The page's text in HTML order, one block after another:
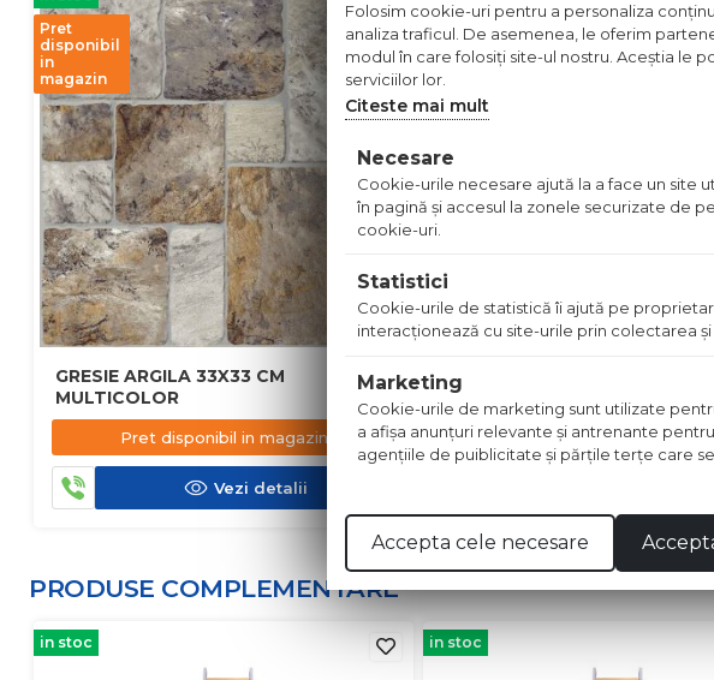
Pret
disponibil
in
magazin
GRESIE ARGILA 33X33 CM
MULTICOLOR
Pret disponibil in magazin
Vezi detalii
FAIANTA OPERA 50X20 CM
41.90 lei /m2
PRODUSE COMPLEMENTARE
in stoc in stoc
Folosim cookie-uri pentru a personaliza
analiza traficul. De asemenea, le oferim
modul în care folosiți site-ul nostru. Aceștia le
serviciilor lor.
Citeste mai mult
Necesare
Cookie-urile necesare ajută la a face un site
în pagină şi accesul la zonele securizate de
cookie-uri.
Statistici
Cookie-urile de statistică îi ajută pe
interacţionează cu site-urile prin colectarea
Marketing
Cookie-urile de marketing sunt utilizate
a afişa anunţuri relevante şi antrenante
agenţiile de puiblicitate şi părţile terţe care
Accepta cele necesare